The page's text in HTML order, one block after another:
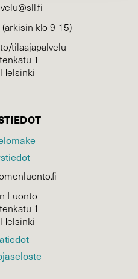
klo 9-15)
tilaajapalvelu
1
Luonto
1